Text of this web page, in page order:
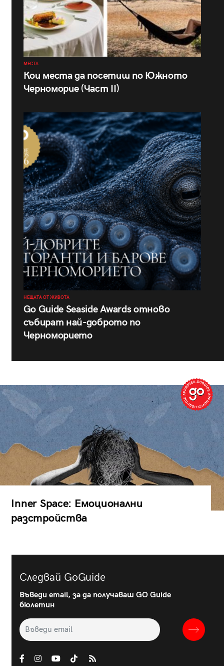
МЕСТА
Кои места да посетиш по Южното
Черноморие (Част II)
НЕЩАТА ОТ ЖИВОТА
Go Guide Seaside Awards отново
събират най-доброто по
Черноморието
Inner Space: Емоционални
разстройства
Следвай GoGuide
Въведи email, за да получаваш GO Guide
бюлетин